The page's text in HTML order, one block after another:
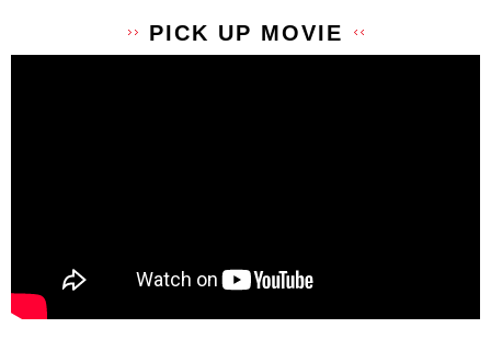
PICK UP MOVIE